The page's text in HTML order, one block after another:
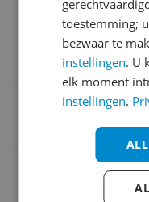
Product hoogte
Product breedte
toestemming;
bezwaar te
instellingen. U
elk moment
instellingen.